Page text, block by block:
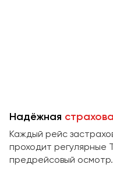
Надёжная
Каждый рейс
проходит регулярные
предрейсовый осмотр.